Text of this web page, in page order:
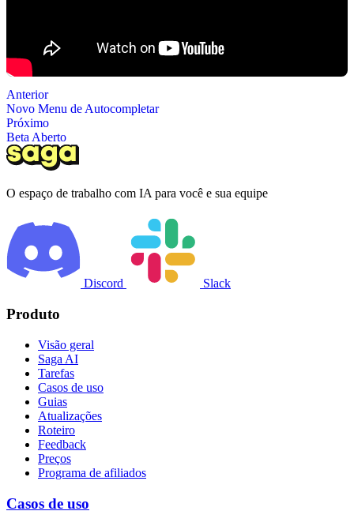
Anterior
Novo Menu de Autocompletar
Próximo
Beta Aberto
O espaço de trabalho com IA para você e sua equipe
Discord Slack
Produto
Visão geral
Saga AI
Tarefas
Casos de uso
Guias
Atualizações
Roteiro
Feedback
Preços
Programa de afiliados
Casos de uso